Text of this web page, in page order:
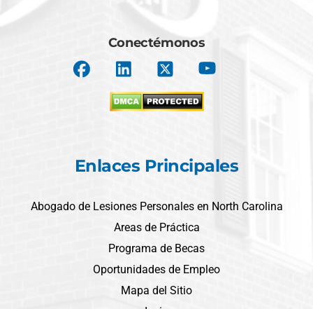
Conectémonos
Enlaces Principales
Abogado de Lesiones Personales en North Carolina
Areas de Práctica
Programa de Becas
Oportunidades de Empleo
Mapa del Sitio